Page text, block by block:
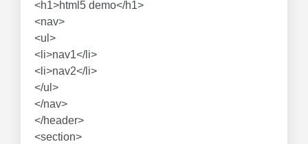
<h1>html5 demo</h1>
<nav>
<ul>
<li>nav1</li>
<li>nav2</li>
</ul>
</nav>
</header>
<section>